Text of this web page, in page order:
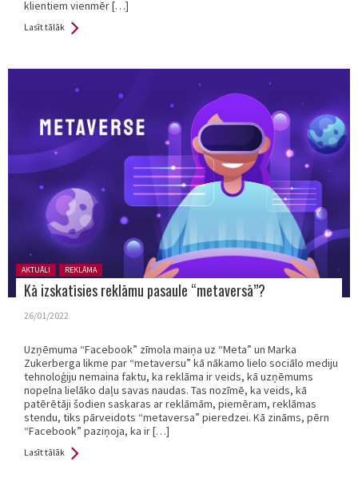
klientiem vienmēr […]
Lasīt tālāk
Posted in:
AKTUĀLI REKLĀMA
Kā izskatīsies reklāmu pasaule “metaversā”?
26/01/2022
Uzņēmuma “Facebook” zīmola maiņa uz “Meta” un Marka
Zukerberga likme par “metaversu” kā nākamo lielo sociālo mediju
tehnoloģiju nemaina faktu, ka reklāma ir veids, kā uzņēmums
nopelna lielāko daļu savas naudas. Tas nozīmē, ka veids, kā
patērētāji šodien saskaras ar reklāmām, piemēram, reklāmas
stendu, tiks pārveidots “metaversa” pieredzei. Kā zināms, pērn
“Facebook” paziņoja, ka ir […]
Lasīt tālāk